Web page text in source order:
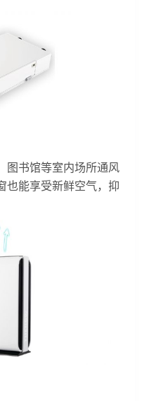
图书馆等室内场所通风
也能享受新鲜空气，抑